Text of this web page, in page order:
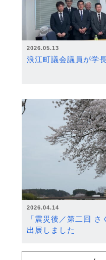
2026.05.13
浪江町議会議員が学
2026.04.14
「震災後／第二回
出展しました